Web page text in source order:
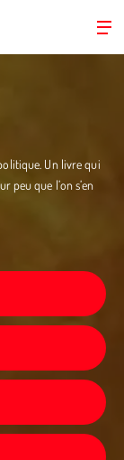
Un livre qui
peu que l’on s’en